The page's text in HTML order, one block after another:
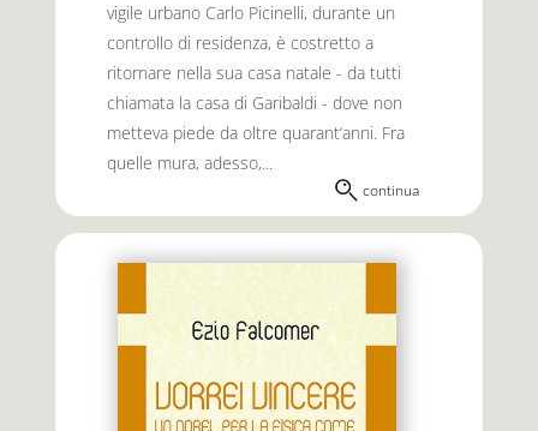
vigile urbano Carlo Picinelli, durante un
controllo di residenza, è costretto a
ritornare nella sua casa natale - da tutti
chiamata la casa di Garibaldi - dove non
metteva piede da oltre quarant’anni. Fra
quelle mura, adesso,...
continua